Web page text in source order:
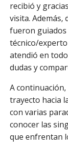
recibió y
visita.
fueron
técnico/
atendió en
dudas y
A
trayecto hacia
con varias
conocer las
que enfrentan